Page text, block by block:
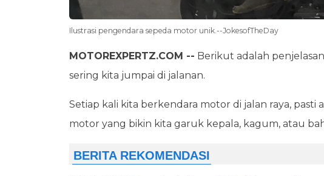
Ilustrasi pengendara sepeda motor unik.--JokesofTheDay
MOTOREXPERTZ.COM -- Berikut adalah
sering kita jumpai di jalanan.
Setiap kali kita berkendara motor di jalan raya, pasti
motor yang bikin kita garuk kepala, kagum, atau